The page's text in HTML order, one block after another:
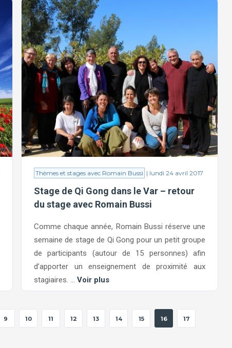
Thèmes et stages avec Romain Bussi | lundi 24 avril 2017
Stage de Qi Gong dans le Var – retour
du stage avec Romain Bussi
Comme chaque année, Romain Bussi réserve une
semaine de stage de Qi Gong pour un petit groupe
de participants (autour de 15 personnes) afin
d’apporter un enseignement de proximité aux
stagiaires. ... Voir plus
9 10 11 12 13 14 15 16 17